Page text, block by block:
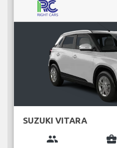
SUZUKI VITARA
group business_center